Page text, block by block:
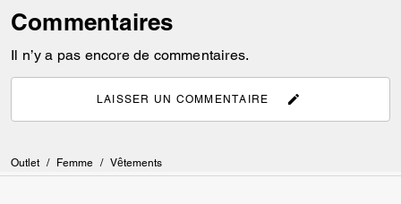
Commentaires
Il n’y a pas encore de commentaires.
LAISSER UN COMMENTAIRE
Outlet / Femme / Vêtements